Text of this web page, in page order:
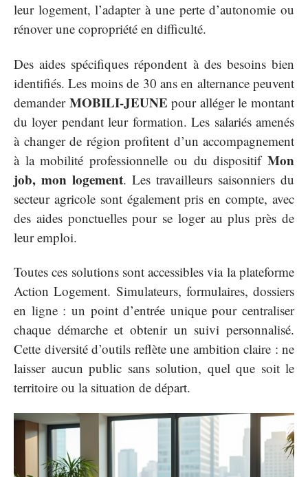
leur logement, l’adapter à une perte d’autonomie ou
rénover une copropriété en difficulté.
Des aides spécifiques répondent à des besoins bien
identifiés. Les moins de 30 ans en alternance peuvent
demander MOBILI-JEUNE pour alléger le montant
du loyer pendant leur formation. Les salariés amenés
à changer de région profitent d’un accompagnement
à la mobilité professionnelle ou du dispositif Mon
job, mon logement. Les travailleurs saisonniers du
secteur agricole sont également pris en compte, avec
des aides ponctuelles pour se loger au plus près de
leur emploi.
Toutes ces solutions sont accessibles via la plateforme
Action Logement. Simulateurs, formulaires, dossiers
en ligne : un point d’entrée unique pour centraliser
chaque démarche et obtenir un suivi personnalisé.
Cette diversité d’outils reflète une ambition claire : ne
laisser aucun public sans solution, quel que soit le
territoire ou la situation de départ.